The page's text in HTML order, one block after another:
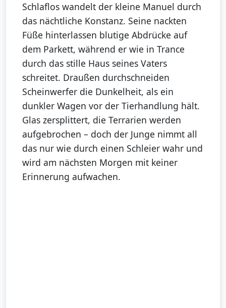
Schlaflos wandelt der kleine Manuel durch
das nächtliche Konstanz. Seine nackten
Füße hinterlassen blutige Abdrücke auf
dem Parkett, während er wie in Trance
durch das stille Haus seines Vaters
schreitet. Draußen durchschneiden
Scheinwerfer die Dunkelheit, als ein
dunkler Wagen vor der Tierhandlung hält.
Glas zersplittert, die Terrarien werden
aufgebrochen – doch der Junge nimmt all
das nur wie durch einen Schleier wahr und
wird am nächsten Morgen mit keiner
Erinnerung aufwachen.